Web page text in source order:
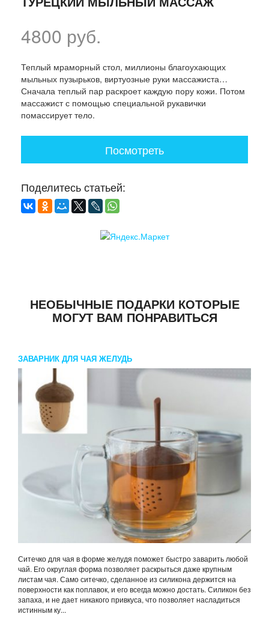
4800 руб.
Теплый мраморный стол, миллионы благоухающих
мыльных пузырьков, виртуозные руки массажиста…
Сначала теплый пар раскроет каждую пору кожи. Потом
массажист с помощью специальной рукавички
помассирует тело.
Посмотреть
Поделитесь статьей:
НЕОБЫЧНЫЕ ПОДАРКИ КОТОРЫЕ
МОГУТ ВАМ ПОНРАВИТЬСЯ
ЗАВАРНИК ДЛЯ ЧАЯ ЖЕЛУДЬ
Ситечко для чая в форме желудя поможет быстро заварить любой
чай. Его округлая форма позволяет раскрыться даже крупным
листам чая. Само ситечко, сделанное из силикона держится на
поверхности как поплавок, и его всегда можно достать. Силикон без
запаха, и не дает никакого привкуса, что позволяет насладиться
истинным ку...